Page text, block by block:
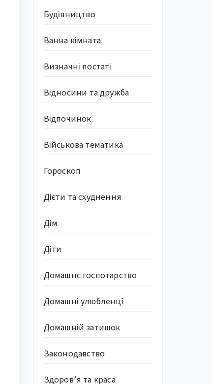
Будівництво
Ванна кімната
Визначні постаті
Відносини та дружба
Відпочинок
Військова тематика
Гороскоп
Дієти та схуднення
Дім
Діти
Домашнє госпотарство
Домашні улюбленці
Домашній затишок
Законодавство
Здоров’я та краса